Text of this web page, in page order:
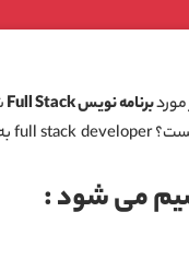
برنامه نویس Full Stack
می شود :